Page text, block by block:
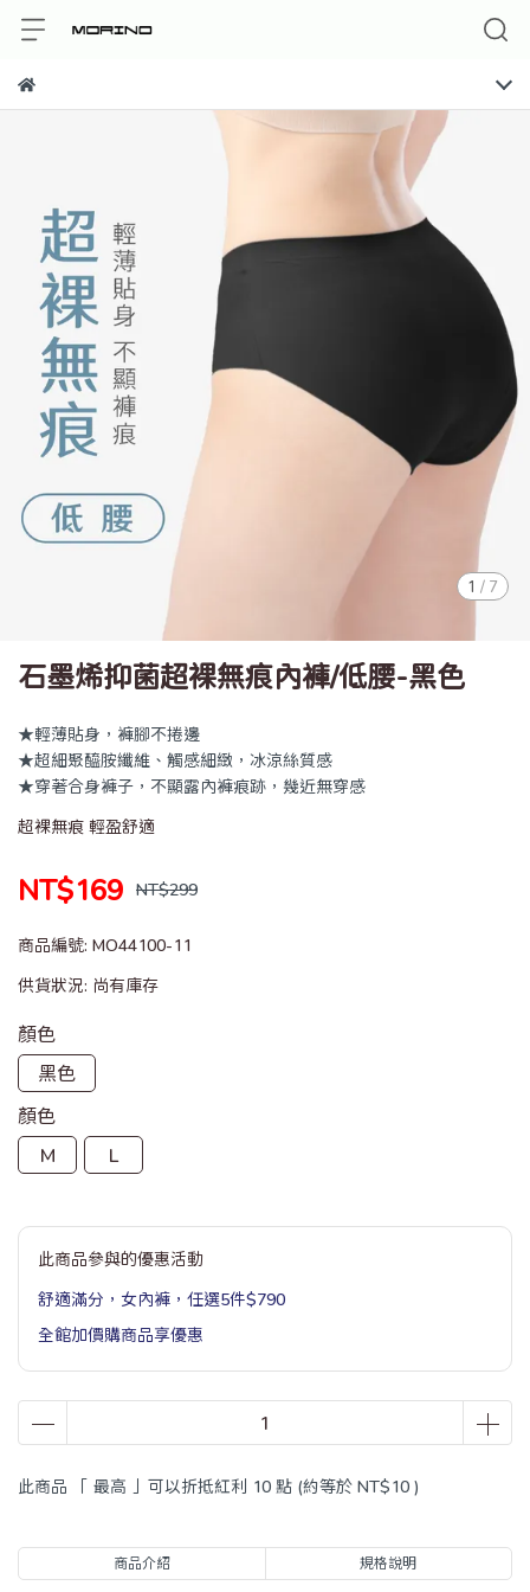
1 / 7
石墨烯抑菌超裸無痕內褲/低腰-黑色
★輕薄貼身，褲腳不捲邊
★超細聚醯胺纖維、觸感細緻，冰涼絲質感
★穿著合身褲子，不顯露內褲痕跡，幾近無穿感
超裸無痕 輕盈舒適
NT$169 NT$299
商品編號: MO44100-11
供貨狀況: 尚有庫存
顏色
黑色
顏色
M
L
此商品參與的優惠活動
舒適滿分，女內褲，任選5件$790
全館加價購商品享優惠
此商品 「 最高 」可以折抵紅利 10 點 (約等於 NT$10 )
商品介紹 規格說明